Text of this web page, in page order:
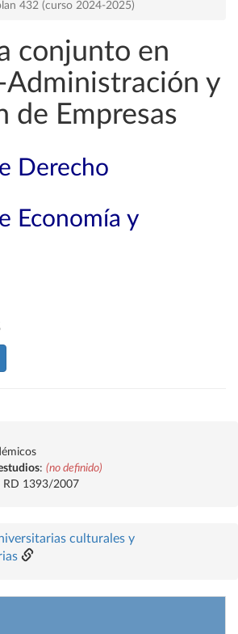
432 (curso 2024-2025)
conjunto en
Administración y
de Empresas
Derecho
Economía y
: (no definido)
RD 1393/2007
culturales y